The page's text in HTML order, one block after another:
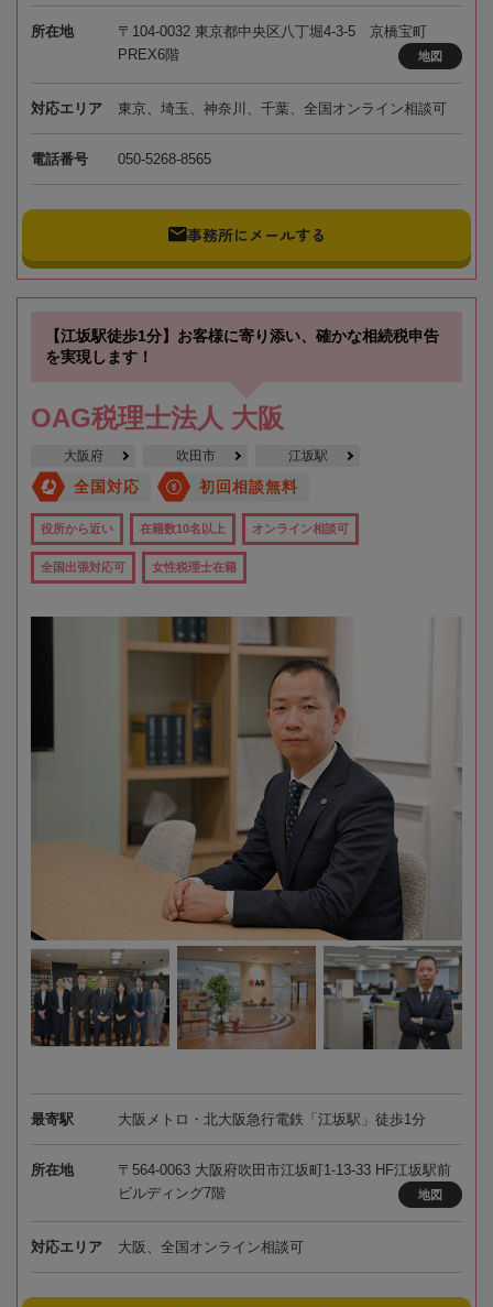
所在地
〒104-0032 東京都中央区八丁堀4-3-5 京橋宝町
PREX6階
地図
対応エリア 東京、埼玉、神奈川、千葉、全国オンライン相談可
電話番号 050-5268-8565
事務所にメールする
【江坂駅徒歩1分】お客様に寄り添い、確かな相続税申告
を実現します！
OAG税理士法人 大阪
大阪府 吹田市 江坂駅
全国対応 初回相談無料
役所から近い 在籍数10名以上 オンライン相談可
全国出張対応可 女性税理士在籍
最寄駅 大阪メトロ・北大阪急行電鉄「江坂駅」徒歩1分
所在地
〒564-0063 大阪府吹田市江坂町1-13-33 HF江坂駅前
ビルディング7階
地図
対応エリア 大阪、全国オンライン相談可